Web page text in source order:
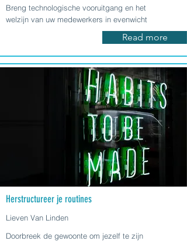
Breng technologische vooruitgang en het
welzijn van uw medewerkers in evenwicht
Read more
Herstructureer je routines
Lieven Van Linden
Doorbreek de gewoonte om jezelf te zijn